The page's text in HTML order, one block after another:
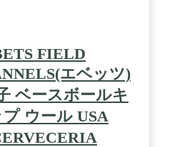
FIELD
エベッツ)
ベースボールキ
プ ウール USA